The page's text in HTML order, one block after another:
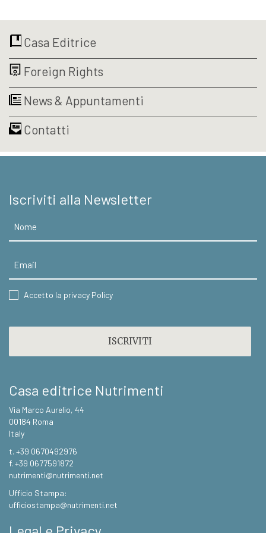
era: è:
Casa Editrice
Foreign Rights
News & Appuntamenti
Contatti
Iscriviti alla Newsletter
CONSENT
Accetto la privacy Policy
Casa editrice Nutrimenti
Via Marco Aurelio, 44
00184 Roma
Italy
t. +39 0670492976
f. +39 0677591872
nutrimenti@nutrimenti.net
Ufficio Stampa:
ufficiostampa@nutrimenti.net